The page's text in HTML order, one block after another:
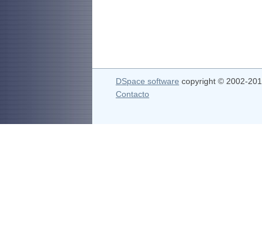
DSpace software copyright © 2002-
Contacto